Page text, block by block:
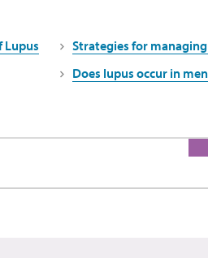
Lupus
Strategies for
Does lupus occur in